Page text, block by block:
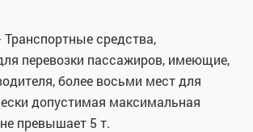
средства,
перевозки пассажиров, имеющие,
более восьми мест для
допустимая максимальная
превышает 5 т.